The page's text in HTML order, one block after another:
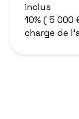
inclus
10% ( 5 000
charge de